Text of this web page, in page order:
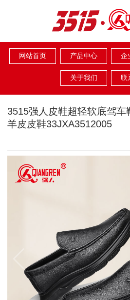
网站首页 产品中心 企
关于我们 联
3515强人皮鞋超轻软底驾车
羊皮皮鞋33JXA3512005